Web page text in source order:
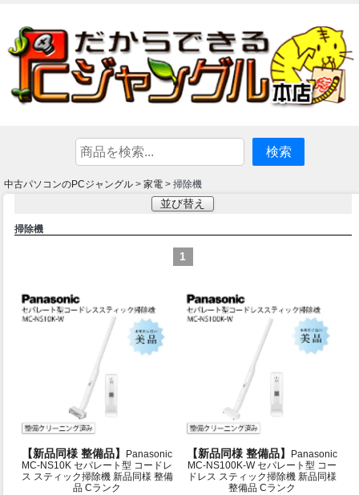
中古パソコンのPCジャングル > 家電 > 掃除機
並び替え
掃除機
1
【新品同様 整備品】
Panasonic
MC-NS10K セパレート型 コードレ
ス スティック掃除機 新品同様 整備
品 Cランク
【新品同様 整備品】
Panasonic
MC-NS100K-W セパレート型 コー
ドレス スティック掃除機 新品同様
整備品 Cランク